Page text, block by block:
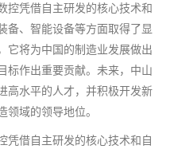
控凭借自主研发的核心技术和
备、智能设备等方面取得了显
它将为中国的制造业发展做出
标作出重要贡献。未来，中山
高水平的人才，并积极开发新
领域的领导地位。
凭借自主研发的核心技术和自